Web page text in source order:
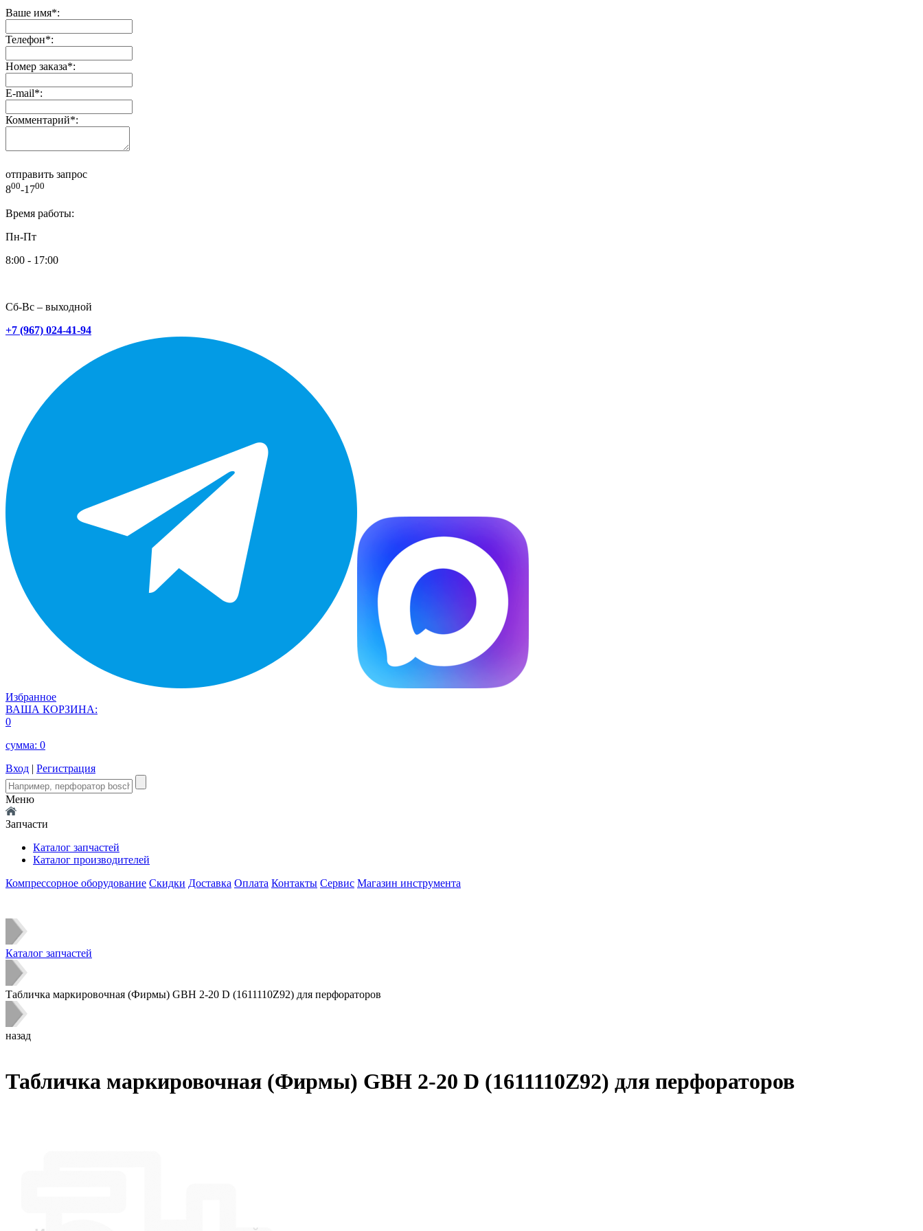
Ваше имя*:
Телефон*:
Номер заказа*:
E-mail*:
Комментарий*:
отправить запрос
800-1700
Время работы:
Пн-Пт
8:00 - 17:00
Сб-Вс – выходной
+7 (967) 024-41-94
Избранное
ВАША КОРЗИНА:
0
сумма: 0
Вход | Регистрация
Меню
Запчасти
Каталог запчастей
Каталог производителей
Компрессорное оборудование Скидки Доставка Оплата Контакты Сервис Магазин инструмента
Каталог запчастей
Табличка маркировочная (Фирмы) GBH 2-20 D (1611110Z92) для перфораторов
назад
Табличка маркировочная (Фирмы) GBH 2-20 D (1611110Z92) для перфораторов